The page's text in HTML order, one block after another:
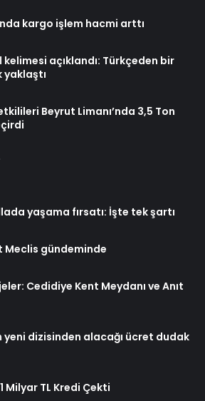
kargo işlem hacmi arttı
kelimesi açıklandı: Türkçeden bir
yaklaştı
Beyrut Limanı’nda 3,5 Ton
yaşama fırsatı: İşte tek şartı
Meclis gündeminde
Cedidiye Kent Meydanı ve Anıt
yeni dizisinden alacağı ücret dudak
Milyar TL Kredi Çekti